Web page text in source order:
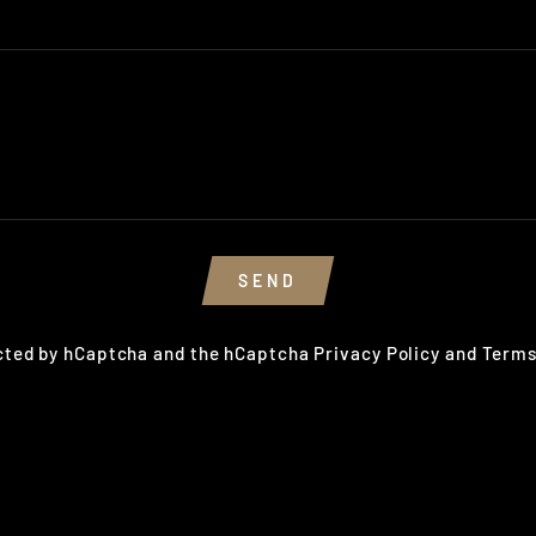
SEND
by hCaptcha and the hCaptcha Privacy Policy and